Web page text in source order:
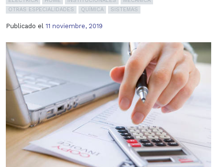
OTRAS ESPECIALIDADES
QUÍMICA SISTEMAS
Publicado el 11 noviembre, 2019